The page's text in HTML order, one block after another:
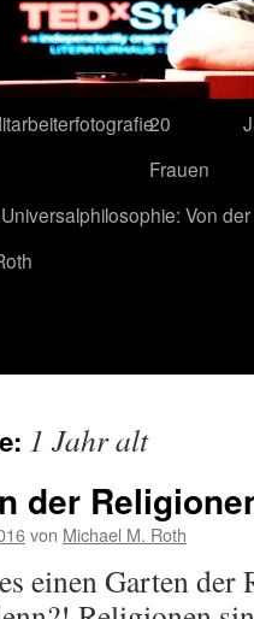
20
Frauen
Von
1 Jahr alt
der
von Michael M. Roth
einen Garten der